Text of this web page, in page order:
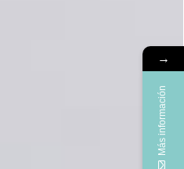
→
Más información